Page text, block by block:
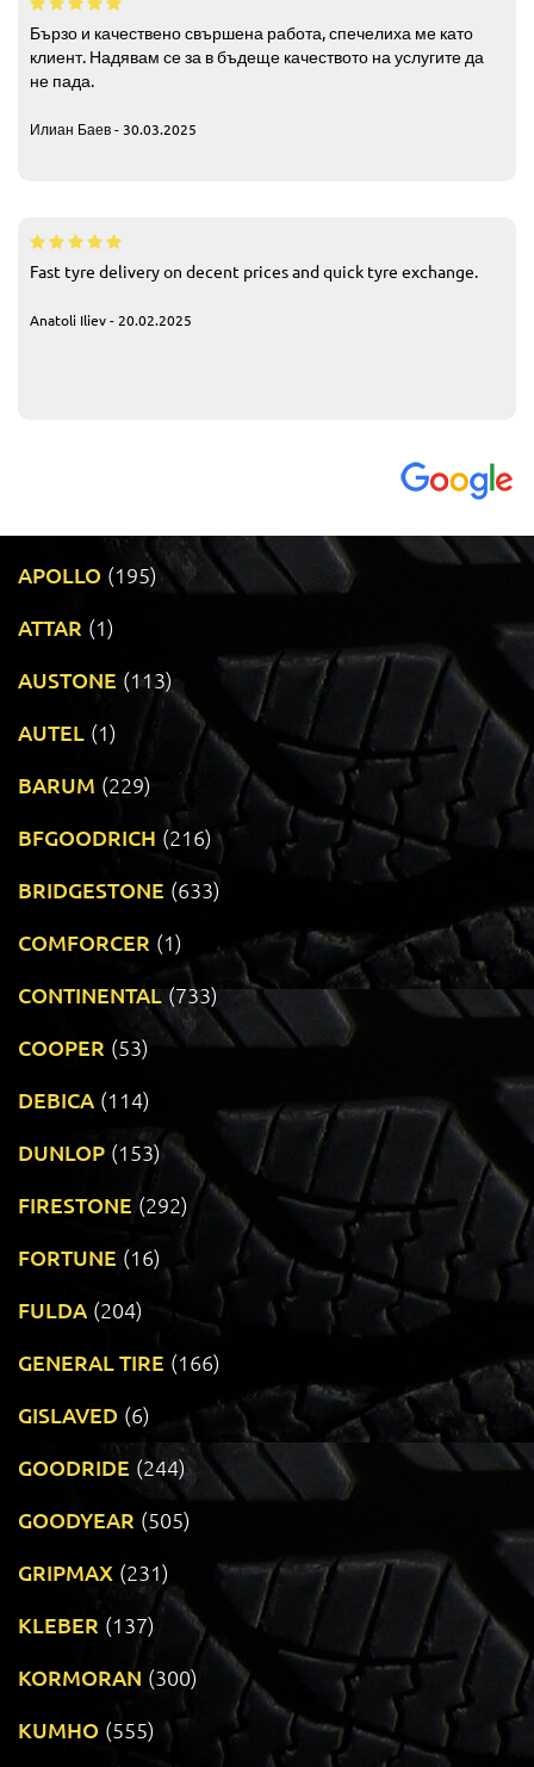
Бързо и качествено свършена работа, спечелиха ме като
клиент. Надявам се за в бъдеще качеството на услугите да
не пада.
Илиан Баев - 30.03.2025
Fast tyre delivery on decent prices and quick tyre exchange.
Anatoli Iliev - 20.02.2025
APOLLO (195)
ATTAR (1)
AUSTONE (113)
AUTEL (1)
BARUM (229)
BFGOODRICH (216)
BRIDGESTONE (633)
COMFORCER (1)
CONTINENTAL (733)
COOPER (53)
DEBICA (114)
DUNLOP (153)
FIRESTONE (292)
FORTUNE (16)
FULDA (204)
GENERAL TIRE (166)
GISLAVED (6)
GOODRIDE (244)
GOODYEAR (505)
GRIPMAX (231)
KLEBER (137)
KORMORAN (300)
KUMHO (555)